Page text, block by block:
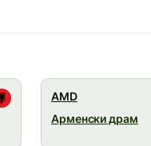
AMD
Арменски драм